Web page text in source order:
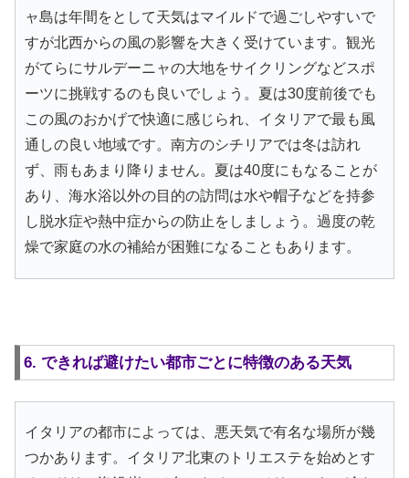
ャ島は年間をとして天気はマイルドで過ごしやすいで
すが北西からの風の影響を大きく受けています。観光
がてらにサルデーニャの大地をサイクリングなどスポ
ーツに挑戦するのも良いでしょう。夏は30度前後でも
この風のおかげで快適に感じられ、イタリアで最も風
通しの良い地域です。南方のシチリアでは冬は訪れ
ず、雨もあまり降りません。夏は40度にもなることが
あり、海水浴以外の目的の訪問は水や帽子などを持参
し脱水症や熱中症からの防止をしましょう。過度の乾
燥で家庭の水の補給が困難になることもあります。
6. できれば避けたい都市ごとに特徴のある天気
イタリアの都市によっては、悪天気で有名な場所が幾
つかあります。イタリア北東のトリエステを始めとす